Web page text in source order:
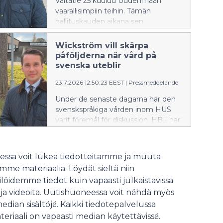
vaarallisimpiin teihin. Tämän
hallituskauden aikana sen
liikenneturvallisuuden
parantamiseksi on toteutettu useita
toimenpiteitä. Väyläviraston
laatimassa uudessa
kehittämistoimet on asetettu
etusijalle.
Wickström vill skärpa
påföljderna när vård på
svenska uteblir
23.7.2026 12:50:23 EEST | Pressmeddelande
Under de senaste dagarna har den
svenskspråkiga vården inom HUS
varit föremål för diskussion. HBL har
patienternas önskemål.
voit lukea tiedotteitamme ja muuta
materiaalia. Löydät sieltä niin
tiedot kuin vapaasti julkaistavissa
videoita. Uutishuoneessa voit nähdä myös
sisältöjä. Kaikki tiedotepalvelussa
on vapaasti median käytettävissä.